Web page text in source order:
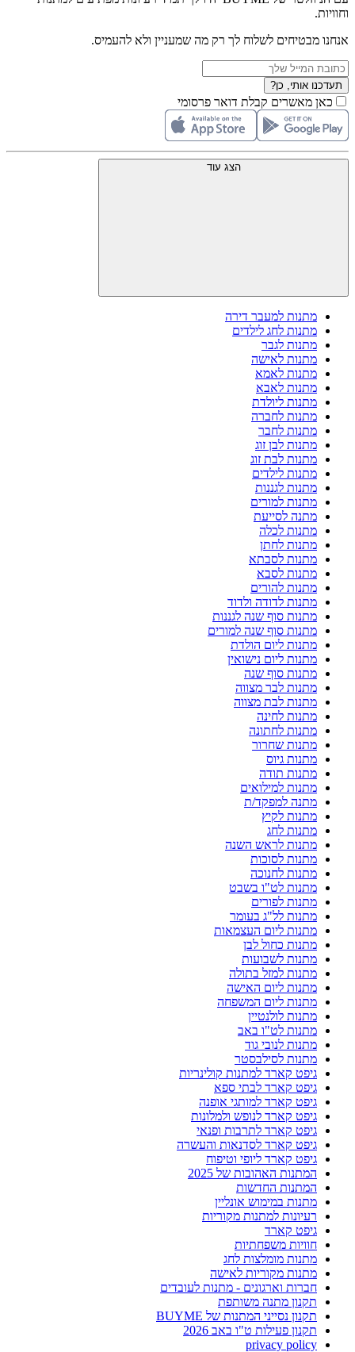
וחוויות.
אנחנו מבטיחים לשלוח לך רק מה שמעניין ולא להעמיס.
תעדכנו אותי, כן?
כאן מאשרים קבלת דואר פרסומי
הצג עוד
מתנות למעבר דירה
מתנות לחג לילדים
מתנות לגבר
מתנות לאישה
מתנות לאמא
מתנות לאבא
מתנות ליולדת
מתנות לחברה
מתנות לחבר
מתנות לבן זוג
מתנות לבת זוג
מתנות לילדים
מתנות לגננות
מתנות למורים
מתנה לסייעת
מתנות לכלה
מתנות לחתן
מתנות לסבתא
מתנות לסבא
מתנות להורים
מתנות לדודה ולדוד
מתנות סוף שנה לגננות
מתנות סוף שנה למורים
מתנות ליום הולדת
מתנות ליום נישואין
מתנות סוף שנה
מתנות לבר מצווה
מתנות לבת מצווה
מתנות לחינה
מתנות לחתונה
מתנות שחרור
מתנות גיוס
מתנות תודה
מתנות למילואים
מתנה למפקד/ת
מתנות לקיץ
מתנות לחג
מתנות לראש השנה
מתנות לסוכות
מתנות לחנוכה
מתנות לט"ו בשבט
מתנות לפורים
מתנות לל"ג בעומר
מתנות ליום העצמאות
מתנות כחול לבן
מתנות לשבועות
מתנות למזל בתולה
מתנות ליום האישה
מתנות ליום המשפחה
מתנות לולנטיין
מתנות לט"ו באב
מתנות לנובי גוד
מתנות לסילבסטר
גיפט קארד למתנות קולינריות
גיפט קארד לבתי ספא
גיפט קארד למותגי אופנה
גיפט קארד לנופש ולמלונות
גיפט קארד לתרבות ופנאי
גיפט קארד לסדנאות והעשרה
גיפט קארד ליופי וטיפוח
המתנות האהובות של 2025
המתנות החדשות
מתנות במימוש אונליין
רעיונות למתנות מקוריות
גיפט קארד
חוויות משפחתיות
מתנות מומלצות לחג
מתנות מקוריות לאישה
חברות וארגונים - מתנות לעובדים
תקנון מתנה משותפת
תקנון נסייני המתנות של BUYME
תקנון פעילות ט"ו באב 2026
privacy policy